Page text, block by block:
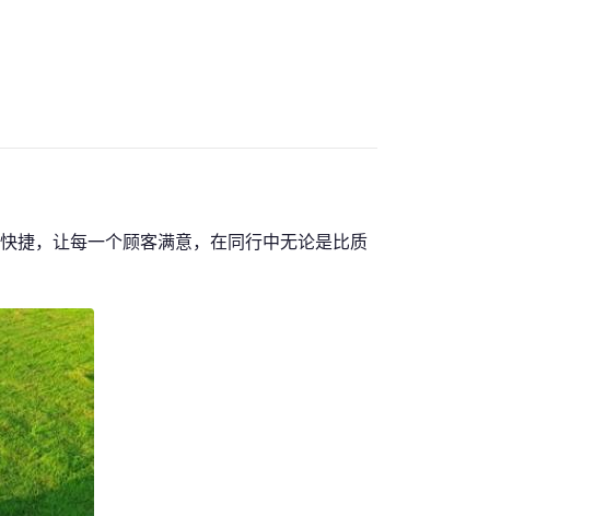
捷，让每一个顾客满意，在同行中无论是比质